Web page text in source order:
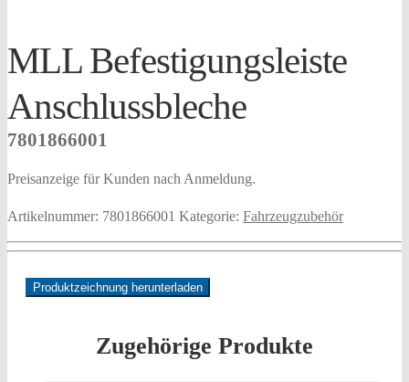
MLL Befestigungsleiste
Anschlussbleche
7801866001
Preisanzeige für Kunden nach Anmeldung.
Artikelnummer: 7801866001 Kategorie: Fahrzeugzubehör
Produktzeichnung herunterladen
Zugehörige Produkte